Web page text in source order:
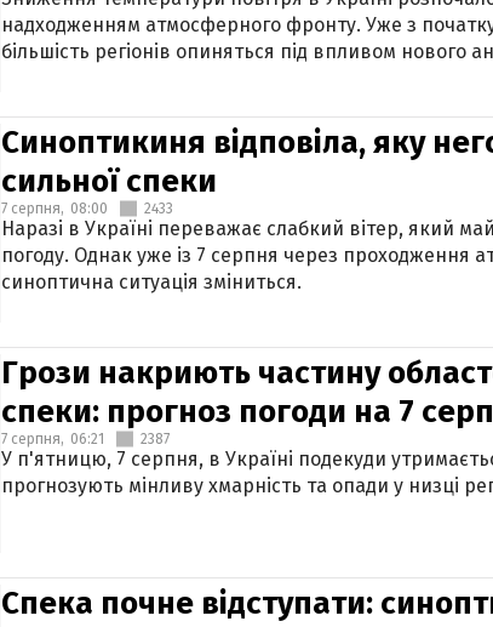
надходженням атмосферного фронту. Уже з
більшість регіонів опиняться під впливом нового
Синоптикиня відповіла, яку
сильної спеки
7 серпня, 08:00 2433
Наразі в Україні переважає слабкий вітер, який
погоду. Однак уже із 7 серпня через проходження
синоптична ситуація зміниться.
Грози накриють частину
спеки: прогноз погоди на 7
7 серпня, 06:21 2387
У п'ятницю, 7 серпня, в Україні подекуди
прогнозують мінливу хмарність та опади у низці
Спека почне відступати: